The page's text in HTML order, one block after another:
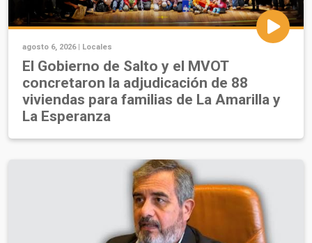
agosto 6, 2026 | Locales
El Gobierno de Salto y el MVOT
concretaron la adjudicación de 88
viviendas para familias de La Amarilla y
La Esperanza